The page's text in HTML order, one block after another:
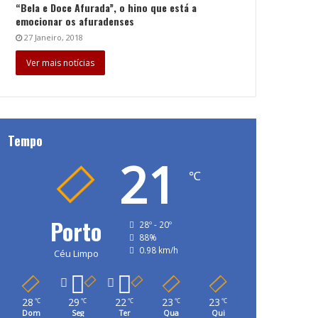
“Bela e Doce Afurada”, o hino que está a
emocionar os afuradenses
27 Janeiro, 2018
Ver mais notícias
Tempo
Porto
Céu Limpo
21 ℃
28º - 20º
88%
0.98 km/h
28 ℃
Dom
29 ℃
Seg
22℃
Ter
23 ℃
Qua
23 ℃
Qui